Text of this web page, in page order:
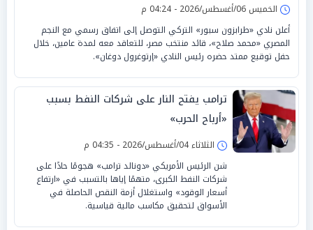
الخميس 06/أغسطس/2026 - 04:24 م
أعلن نادي «طرابزون سبور» التركي التوصل إلى اتفاق رسمي مع النجم
المصري «محمد صلاح»، قائد منتخب مصر، للتعاقد معه لمدة عامين، خلال
حفل توقيع ممتد حضره رئيس النادي «إرتوغرول دوغان».
ترامب يفتح النار على شركات النفط بسبب
«أرباح الحرب»
الثلاثاء 04/أغسطس/2026 - 04:35 م
شن الرئيس الأمريكي «دونالد ترامب» هجومًا حادًا على
شركات النفط الكبرى، متهمًا إياها بالتسبب في «ارتفاع
أسعار الوقود» واستغلال أزمة النقص الحاصلة في
الأسواق لتحقيق مكاسب مالية قياسية.